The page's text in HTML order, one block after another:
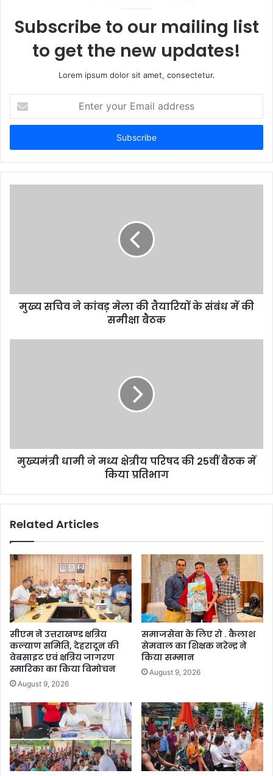
Subscribe to our mailing list
to get the new updates!
Lorem ipsum dolor sit amet, consectetur.
your
Email
मुख्य सचिव ने कांवड़ मेला की तैयारियों के संबंध में की
समीक्षा बैठक
मुख्यमंत्री धामी ने मध्य क्षेत्रीय परिषद की 25वीं बैठक में
किया प्रतिभाग
Related Articles
सीएम ने उत्तराखण्ड क्षत्रिय
कल्याण समिति, देहरादून की
वेबसाइट एवं क्षत्रिय जागरण
स्मारिका का किया विमोचन
August 9, 2026
समाजसेवा के लिए रो . कैलाश
सेमवाल का शिक्षक नरेन्द्र ने
किया सम्मान
August 9, 2026